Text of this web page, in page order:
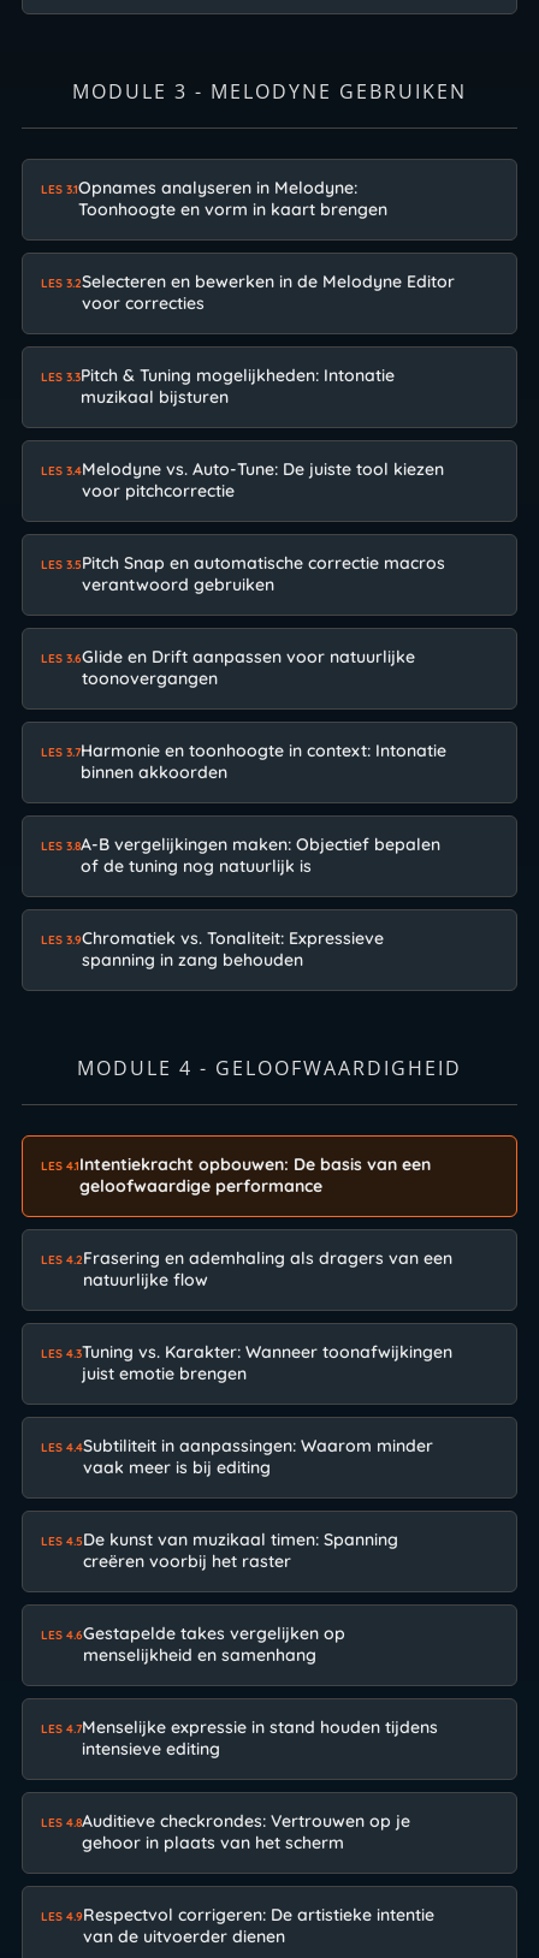
MODULE 3 - MELODYNE GEBRUIKEN
LES 3.1Opnames analyseren in Melodyne:
Toonhoogte en vorm in kaart brengen
LES 3.2Selecteren en bewerken in de Melodyne Editor
voor correcties
LES 3.3Pitch & Tuning mogelijkheden: Intonatie
muzikaal bijsturen
LES 3.4Melodyne vs. Auto-Tune: De juiste tool kiezen
voor pitchcorrectie
LES 3.5Pitch Snap en automatische correctie macros
verantwoord gebruiken
LES 3.6Glide en Drift aanpassen voor natuurlijke
toonovergangen
LES 3.7Harmonie en toonhoogte in context: Intonatie
binnen akkoorden
LES 3.8A-B vergelijkingen maken: Objectief bepalen
of de tuning nog natuurlijk is
LES 3.9Chromatiek vs. Tonaliteit: Expressieve
spanning in zang behouden
MODULE 4 - GELOOFWAARDIGHEID
LES 4.1Intentiekracht opbouwen: De basis van een
geloofwaardige performance
LES 4.2Frasering en ademhaling als dragers van een
natuurlijke flow
LES 4.3Tuning vs. Karakter: Wanneer toonafwijkingen
juist emotie brengen
LES 4.4Subtiliteit in aanpassingen: Waarom minder
vaak meer is bij editing
LES 4.5De kunst van muzikaal timen: Spanning
creëren voorbij het raster
LES 4.6Gestapelde takes vergelijken op
menselijkheid en samenhang
LES 4.7Menselijke expressie in stand houden tijdens
intensieve editing
LES 4.8Auditieve checkrondes: Vertrouwen op je
gehoor in plaats van het scherm
LES 4.9Respectvol corrigeren: De artistieke intentie
van de uitvoerder dienen